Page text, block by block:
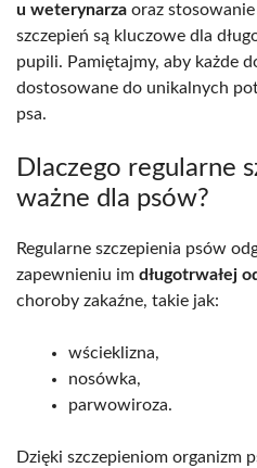
u weterynarza oraz
szczepień są kluczowe dla
pupili. Pamiętajmy, aby każde
dostosowane do unikalnych
psa.
Dlaczego regularne
ważne dla psów?
Regularne szczepienia psów
zapewnieniu im długotrwałej
choroby zakaźne, takie jak:
wścieklizna,
nosówka,
parwowiroza.
Dzięki szczepieniom organizm